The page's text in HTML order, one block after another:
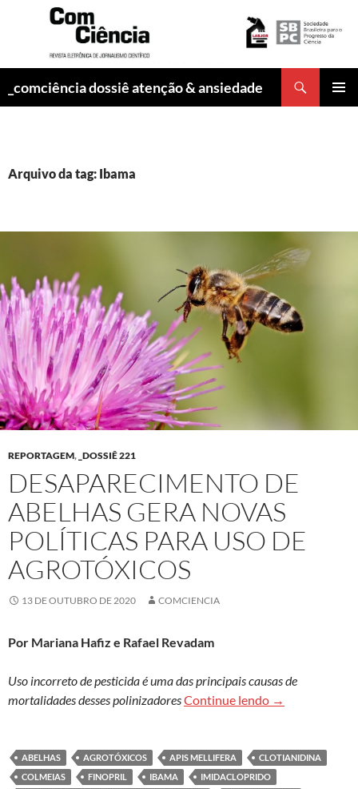
_comciência dossiê atenção & ansiedade
Arquivo da tag: Ibama
REPORTAGEM, _DOSSIÊ 221
DESAPARECIMENTO DE
ABELHAS GERA NOVAS
POLÍTICAS PARA USO DE
AGROTÓXICOS
13 DE OUTUBRO DE 2020 COMCIENCIA
Por Mariana Hafiz e Rafael Revadam
Uso incorreto de pesticida é uma das principais causas de
mortalidades desses polinizadoresContinue lendo →
ABELHAS AGROTÓXICOS APIS MELLIFERA
CLOTIANIDINA
COLMEIAS
FINOPRIL IBAMA
IMIDACLOPRIDO